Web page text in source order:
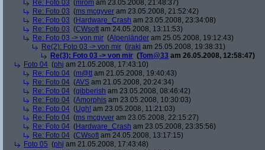
Re: Foto 03 (mrom am 23.05.2008, 21:48:37)
Re: Foto 03 (ms mcgyver am 23.05.2008, 21:52:42)
Re: Foto 03 (Hardware_Crash am 23.05.2008, 23:34:08)
Re: Foto 03 (CWsoft am 24.05.2008, 13:11:53)
Re: Foto 03 -> von mir (Alpenländer am 25.05.2008, 19:12:43)
Re(2): Foto 03 -> von mir (iraki am 25.05.2008, 19:38:31)
Re(3): Foto 03 -> von mir (Tom@33 am 26.05.2008, 12:58:47)
Foto 04 (phj am 21.05.2008, 17:43:10)
Re: Foto 04 (m@tt am 21.05.2008, 19:40:43)
Re: Foto 04 (AVS am 21.05.2008, 20:24:34)
Re: Foto 04 (gibberish am 23.05.2008, 08:46:42)
Re: Foto 04 (Amorphis am 23.05.2008, 10:30:03)
Re: Foto 04 (Ugh! am 23.05.2008, 11:21:03)
Re: Foto 04 (ms mcgyver am 23.05.2008, 22:15:27)
Re: Foto 04 (Hardware_Crash am 23.05.2008, 23:35:56)
Re: Foto 04 (CWsoft am 24.05.2008, 13:17:15)
Foto 05 (phj am 21.05.2008, 17:43:48)